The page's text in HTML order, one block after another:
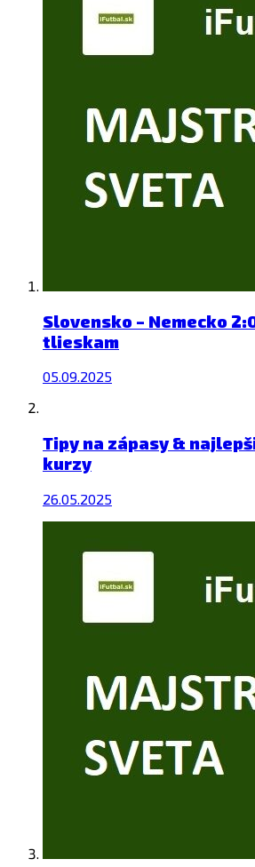
Slovensko – Nemecko
tlieskam
05.09.2025
Tipy na zápasy &
kurzy
26.05.2025